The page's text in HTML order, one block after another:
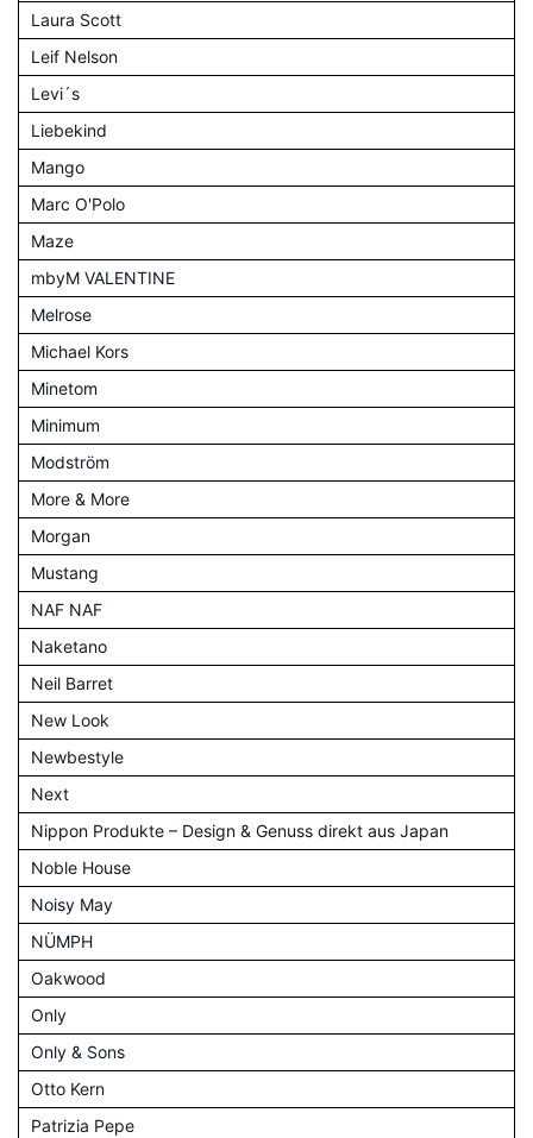
Laura Scott
Leif Nelson
Levi´s
Liebekind
Mango
Marc O'Polo
Maze
mbyM VALENTINE
Melrose
Michael Kors
Minetom
Minimum
Modström
More & More
Morgan
Mustang
NAF NAF
Naketano
Neil Barret
New Look
Newbestyle
Next
Nippon Produkte – Design & Genuss direkt aus Japan
Noble House
Noisy May
NÜMPH
Oakwood
Only
Only & Sons
Otto Kern
Patrizia Pepe